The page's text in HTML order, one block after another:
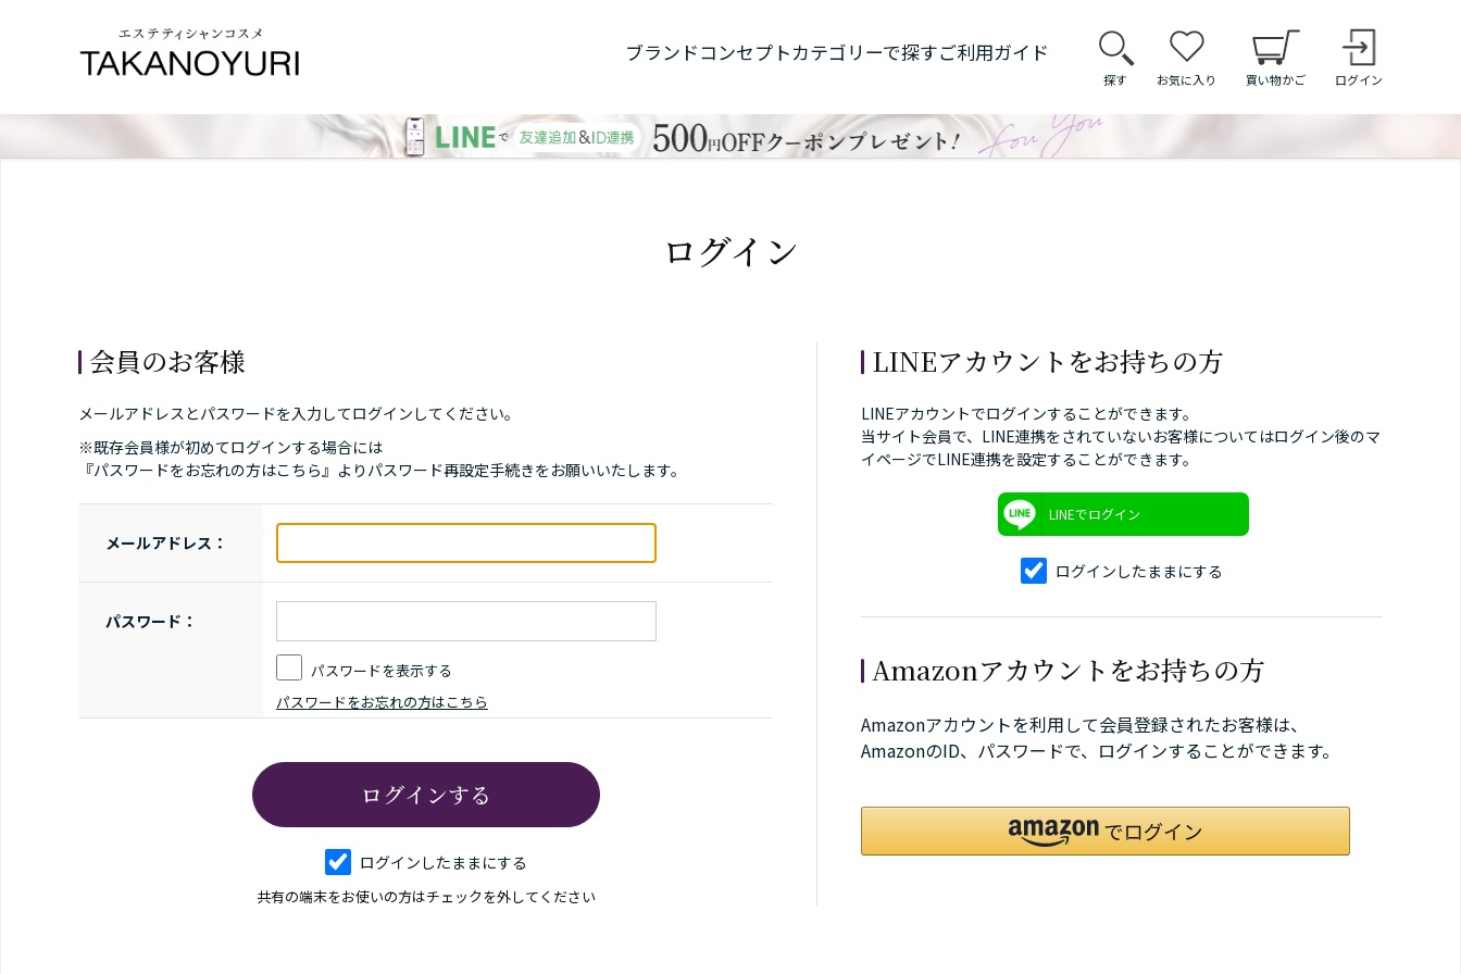
ブランドコンセプトカテゴリーで探すご利用ガイド
探す お気に入り 買い物かご ログイン
ログイン
会員のお客様
メールアドレスとパスワードを入力してログインしてください。
※既存会員様が初めてログインする場合には
『パスワードをお忘れの方はこちら』よりパスワード再設定手続きをお願いいたします。
メールアドレス：
パスワード：
パスワードを表示する
パスワードをお忘れの方はこちら
ログインしたままにする
共有の端末をお使いの方はチェックを外してください
LINEアカウントをお持ちの方
LINEアカウントでログインすることができます。
当サイト会員で、LINE連携をされていないお客様についてはログイン後のマ
イページでLINE連携を設定することができます。
LINEでログイン
ログインしたままにする
Amazonアカウントをお持ちの方
Amazonアカウントを利用して会員登録されたお客様は、
AmazonのID、パスワードで、ログインすることができます。